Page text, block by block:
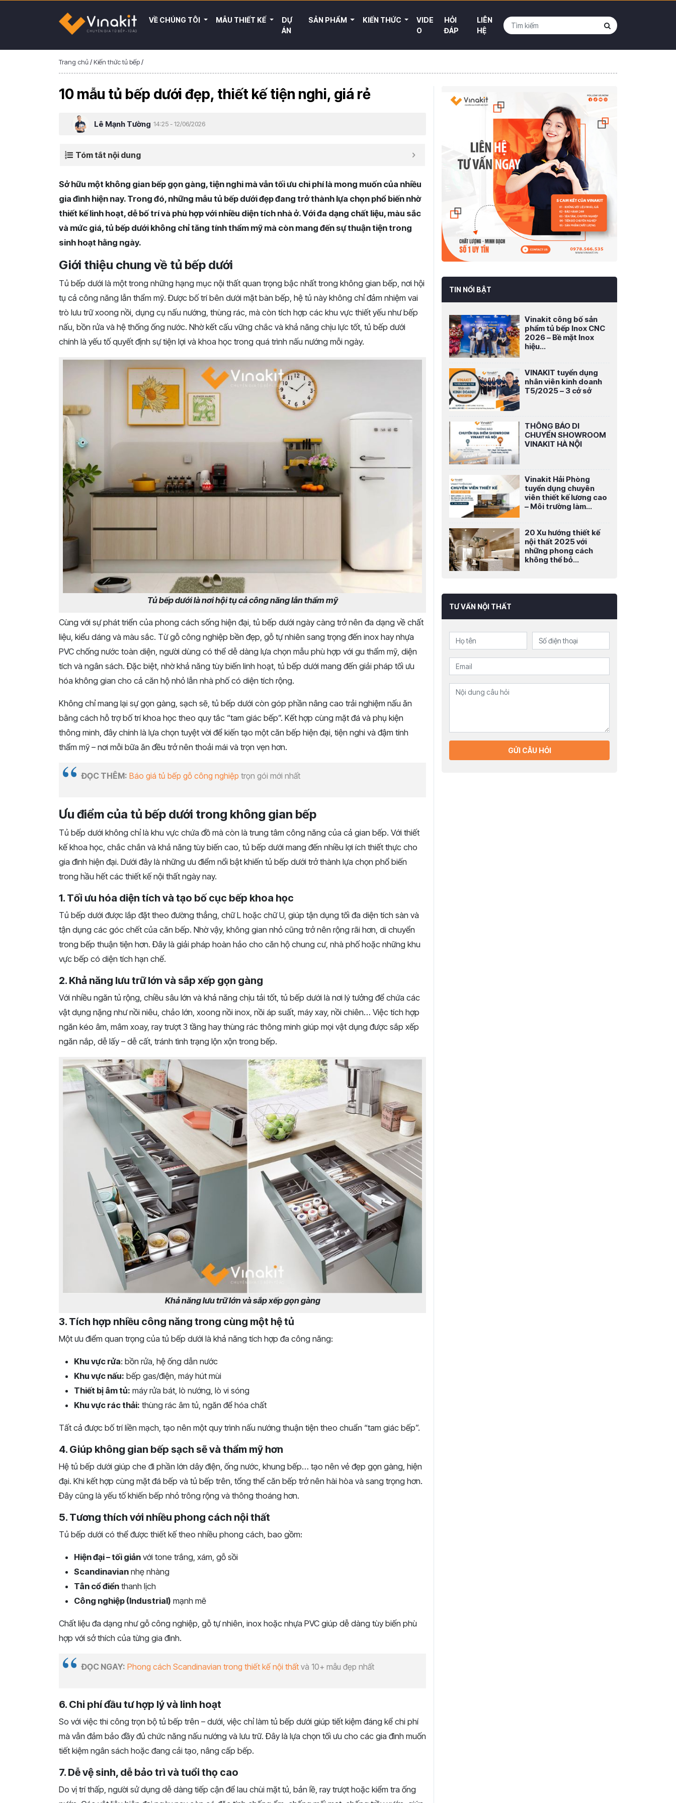
VỀ CHÚNG TÔI MẪU THIẾT KẾ
DỰ
ÁN
SẢN PHẨM KIẾN THỨC
VIDE
O
HỎI
ĐÁP
LIÊN
HỆ
Trang chủ/Kiến thức tủ bếp/
10 mẫu tủ bếp dưới đẹp, thiết kế tiện nghi, giá rẻ
Lê Mạnh Tường 14:25 - 12/06/2026
Tóm tắt nội dung
Sở hữu một không gian bếp gọn gàng, tiện nghi mà vẫn tối ưu chi phí là mong muốn của nhiều
gia đình hiện nay. Trong đó, những mẫu tủ bếp dưới đẹp đang trở thành lựa chọn phổ biến nhờ
thiết kế linh hoạt, dễ bố trí và phù hợp với nhiều diện tích nhà ở. Với đa dạng chất liệu, màu sắc
và mức giá, tủ bếp dưới không chỉ tăng tính thẩm mỹ mà còn mang đến sự thuận tiện trong
sinh hoạt hằng ngày.
Giới thiệu chung về tủ bếp dưới
Tủ bếp dưới là một trong những hạng mục nội thất quan trọng bậc nhất trong không gian bếp, nơi hội
tụ cả công năng lẫn thẩm mỹ. Được bố trí bên dưới mặt bàn bếp, hệ tủ này không chỉ đảm nhiệm vai
trò lưu trữ xoong nồi, dụng cụ nấu nướng, thùng rác, mà còn tích hợp các khu vực thiết yếu như bếp
nấu, bồn rửa và hệ thống ống nước. Nhờ kết cấu vững chắc và khả năng chịu lực tốt, tủ bếp dưới
chính là yếu tố quyết định sự tiện lợi và khoa học trong quá trình nấu nướng mỗi ngày.
Tủ bếp dưới là nơi hội tụ cả công năng lẫn thẩm mỹ
Cùng với sự phát triển của phong cách sống hiện đại, tủ bếp dưới ngày càng trở nên đa dạng về chất
liệu, kiểu dáng và màu sắc. Từ gỗ công nghiệp bền đẹp, gỗ tự nhiên sang trọng đến inox hay nhựa
PVC chống nước toàn diện, người dùng có thể dễ dàng lựa chọn mẫu phù hợp với gu thẩm mỹ, diện
tích và ngân sách. Đặc biệt, nhờ khả năng tùy biến linh hoạt, tủ bếp dưới mang đến giải pháp tối ưu
hóa không gian cho cả căn hộ nhỏ lẫn nhà phố có diện tích rộng.
Không chỉ mang lại sự gọn gàng, sạch sẽ, tủ bếp dưới còn góp phần nâng cao trải nghiệm nấu ăn
bằng cách hỗ trợ bố trí khoa học theo quy tắc “tam giác bếp”. Kết hợp cùng mặt đá và phụ kiện
thông minh, đây chính là lựa chọn tuyệt vời để kiến tạo một căn bếp hiện đại, tiện nghi và đậm tính
thẩm mỹ – nơi mỗi bữa ăn đều trở nên thoải mái và trọn vẹn hơn.
ĐỌC THÊM: Báo giá tủ bếp gỗ công nghiệp trọn gói mới nhất
Ưu điểm của tủ bếp dưới trong không gian bếp
Tủ bếp dưới không chỉ là khu vực chứa đồ mà còn là trung tâm công năng của cả gian bếp. Với thiết
kế khoa học, chắc chắn và khả năng tùy biến cao, tủ bếp dưới mang đến nhiều lợi ích thiết thực cho
gia đình hiện đại. Dưới đây là những ưu điểm nổi bật khiến tủ bếp dưới trở thành lựa chọn phổ biến
trong hầu hết các thiết kế nội thất ngày nay.
1. Tối ưu hóa diện tích và tạo bố cục bếp khoa học
Tủ bếp dưới được lắp đặt theo đường thẳng, chữ L hoặc chữ U, giúp tận dụng tối đa diện tích sàn và
tận dụng các góc chết của căn bếp. Nhờ vậy, không gian nhỏ cũng trở nên rộng rãi hơn, di chuyển
trong bếp thuận tiện hơn. Đây là giải pháp hoàn hảo cho căn hộ chung cư, nhà phố hoặc những khu
vực bếp có diện tích hạn chế.
2. Khả năng lưu trữ lớn và sắp xếp gọn gàng
Với nhiều ngăn tủ rộng, chiều sâu lớn và khả năng chịu tải tốt, tủ bếp dưới là nơi lý tưởng để chứa các
vật dụng nặng như nồi niêu, chảo lớn, xoong nồi inox, nồi áp suất, máy xay, nồi chiên… Việc tích hợp
ngăn kéo âm, mâm xoay, ray trượt 3 tầng hay thùng rác thông minh giúp mọi vật dụng được sắp xếp
ngăn nắp, dễ lấy – dễ cất, tránh tình trạng lộn xộn trong bếp.
Khả năng lưu trữ lớn và sắp xếp gọn gàng
3. Tích hợp nhiều công năng trong cùng một hệ tủ
Một ưu điểm quan trọng của tủ bếp dưới là khả năng tích hợp đa công năng:
Khu vực rửa: bồn rửa, hệ ống dẫn nước
Khu vực nấu: bếp gas/điện, máy hút mùi
Thiết bị âm tủ: máy rửa bát, lò nướng, lò vi sóng
Khu vực rác thải: thùng rác âm tủ, ngăn để hóa chất
Tất cả được bố trí liền mạch, tạo nên một quy trình nấu nướng thuận tiện theo chuẩn “tam giác bếp”.
4. Giúp không gian bếp sạch sẽ và thẩm mỹ hơn
Hệ tủ bếp dưới giúp che đi phần lớn dây điện, ống nước, khung bếp… tạo nên vẻ đẹp gọn gàng, hiện
đại. Khi kết hợp cùng mặt đá bếp và tủ bếp trên, tổng thể căn bếp trở nên hài hòa và sang trọng hơn.
Đây cũng là yếu tố khiến bếp nhỏ trông rộng và thông thoáng hơn.
5. Tương thích với nhiều phong cách nội thất
Tủ bếp dưới có thể được thiết kế theo nhiều phong cách, bao gồm:
Hiện đại – tối giản với tone trắng, xám, gỗ sồi
Scandinavian nhẹ nhàng
Tân cổ điển thanh lịch
Công nghiệp (Industrial) mạnh mẽ
Chất liệu đa dạng như gỗ công nghiệp, gỗ tự nhiên, inox hoặc nhựa PVC giúp dễ dàng tùy biến phù
hợp với sở thích của từng gia đình.
ĐỌC NGAY: Phong cách Scandinavian trong thiết kế nội thất và 10+ mẫu đẹp nhất
6. Chi phí đầu tư hợp lý và linh hoạt
So với việc thi công trọn bộ tủ bếp trên – dưới, việc chỉ làm tủ bếp dưới giúp tiết kiệm đáng kể chi phí
mà vẫn đảm bảo đầy đủ chức năng nấu nướng và lưu trữ. Đây là lựa chọn tối ưu cho các gia đình muốn
tiết kiệm ngân sách hoặc đang cải tạo, nâng cấp bếp.
7. Dễ vệ sinh, dễ bảo trì và tuổi thọ cao
Do vị trí thấp, người sử dụng dễ dàng tiếp cận để lau chùi mặt tủ, bản lề, ray trượt hoặc kiểm tra ống
TIN NỔI BẬT
Vinakit công bố sản
phẩm tủ bếp Inox CNC
2026 – Bề mặt Inox
hiệu...
VINAKIT tuyển dụng
nhân viên kinh doanh
T5/2025 – 3 cở sở
THÔNG BÁO DI
CHUYỂN SHOWROOM
VINAKIT HÀ NỘI
Vinakit Hải Phòng
tuyển dụng chuyên
viên thiết kế lương cao
– Môi trường làm...
20 Xu hướng thiết kế
nội thất 2025 với
những phong cách
không thể bỏ...
TƯ VẤN NỘI THẤT
GỬI CÂU HỎI